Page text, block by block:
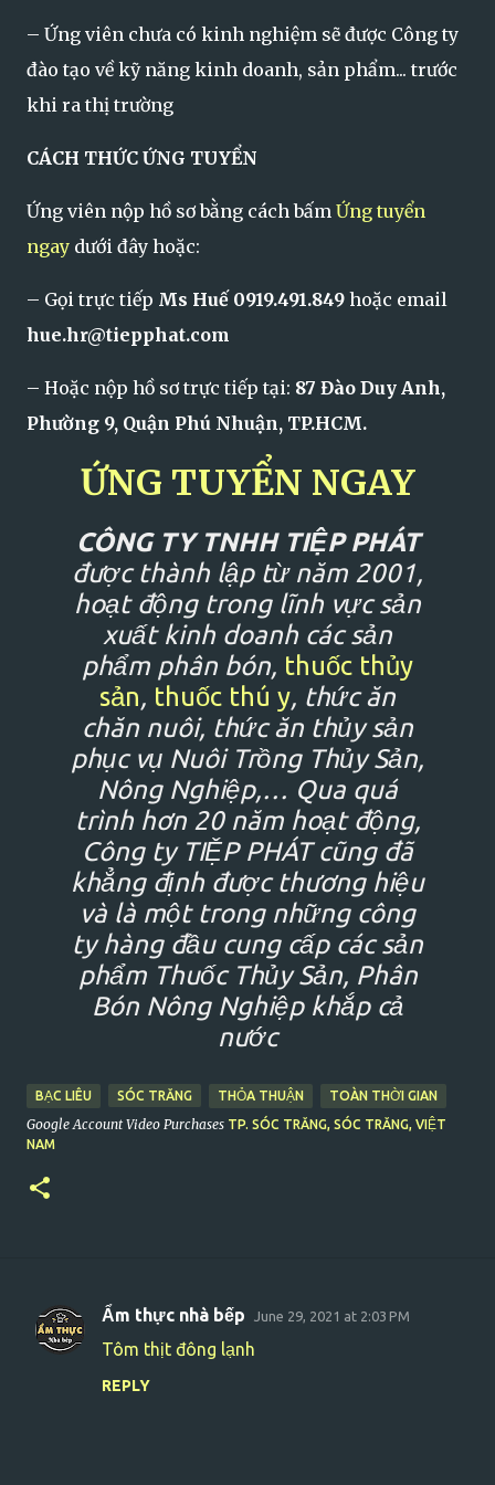
– Ứng viên chưa có kinh nghiệm sẽ được Công ty
đào tạo về kỹ năng kinh doanh, sản phẩm... trước
khi ra thị trường
CÁCH THỨC ỨNG TUYỂN
Ứng viên nộp hồ sơ bằng cách bấm Ứng tuyển
ngay dưới đây hoặc:
– Gọi trực tiếp Ms Huế 0919.491.849 hoặc email
hue.hr@tiepphat.com
– Hoặc nộp hồ sơ trực tiếp tại: 87 Đào Duy Anh,
Phường 9, Quận Phú Nhuận, TP.HCM.
ỨNG TUYỂN NGAY
CÔNG TY TNHH TIỆP PHÁT
được thành lập từ năm 2001,
hoạt động trong lĩnh vực sản
xuất kinh doanh các sản
phẩm phân bón, thuốc thủy
sản, thuốc thú y, thức ăn
chăn nuôi, thức ăn thủy sản
phục vụ Nuôi Trồng Thủy Sản,
Nông Nghiệp,… Qua quá
trình hơn 20 năm hoạt động,
Công ty TIỆP PHÁT cũng đã
khẳng định được thương hiệu
và là một trong những công
ty hàng đầu cung cấp các sản
phẩm Thuốc Thủy Sản, Phân
Bón Nông Nghiệp khắp cả
nước
BẠC LIÊU SÓC TRĂNG THỎA THUẬN TOÀN THỜI GIAN
Google Account Video Purchases TP. SÓC TRĂNG, SÓC TRĂNG, VIỆT
NAM
C
Ẩm thực nhà bếp June 29, 2021 at 2:03 PM
Tôm thịt đông lạnh
REPLY